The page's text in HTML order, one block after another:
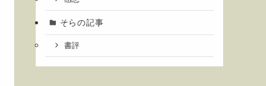
そらの記事
書評